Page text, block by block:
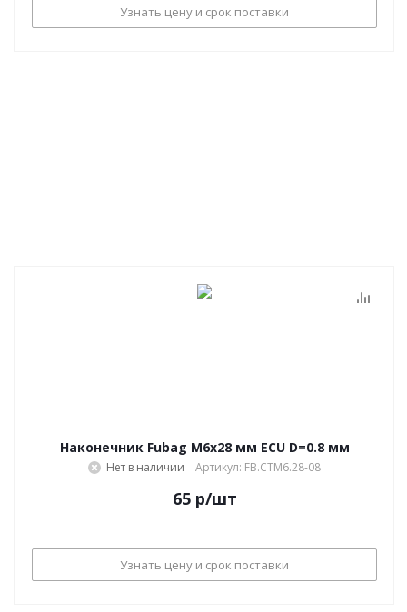
Узнать цену и срок поставки
Наконечник Fubag M6х28 мм ECU D=0.8 мм
Нет в наличии Артикул: FB.CTM6.28-08
65р/шт
Узнать цену и срок поставки